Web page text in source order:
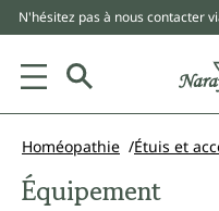
principal
N'hésitez pas à nous contacter
Homéopathie Étuis et
Équipement